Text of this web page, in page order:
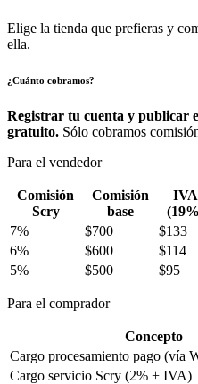
Elige la tienda que prefieras y
ella.
¿Cuánto cobramos?
Registrar tu cuenta y publicar
gratuito. Sólo cobramos
Para el vendedor
Comisión
Scry
Comisión
base
IVA
7%
$700 $133
6%
$600 $114
5%
$500 $95
Para el comprador
Concepto
Cargo procesamiento pago (vía
Cargo servicio Scry (2% + IVA)